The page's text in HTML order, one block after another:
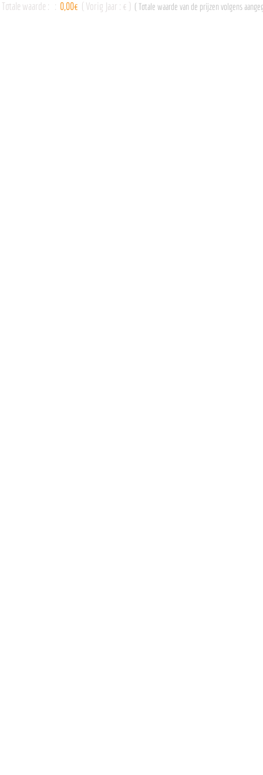
Totale waarde : : 0,00€ ( Vorig Jaar : € ) ( Totale waarde van de prijzen volgens